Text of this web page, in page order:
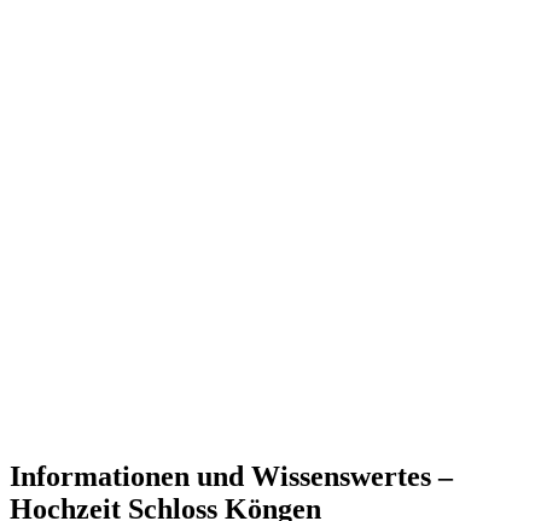
Informationen und Wissenswertes –
Hochzeit Schloss Köngen